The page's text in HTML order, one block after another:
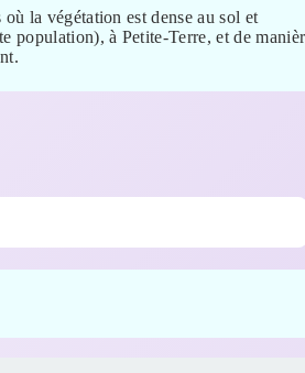
la végétation est dense au sol et
population), à Petite-Terre, et de